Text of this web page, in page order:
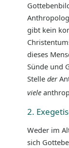
gibt kein
dieses
Sünde und
Stelle der
viele
2.
Weder im
sich